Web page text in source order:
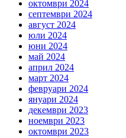
октомври 2024
септември 2024
август 2024
юли 2024
юни 2024
май 2024
април 2024
март 2024
февруари 2024
януари 2024
декември 2023
ноември 2023
октомври 2023